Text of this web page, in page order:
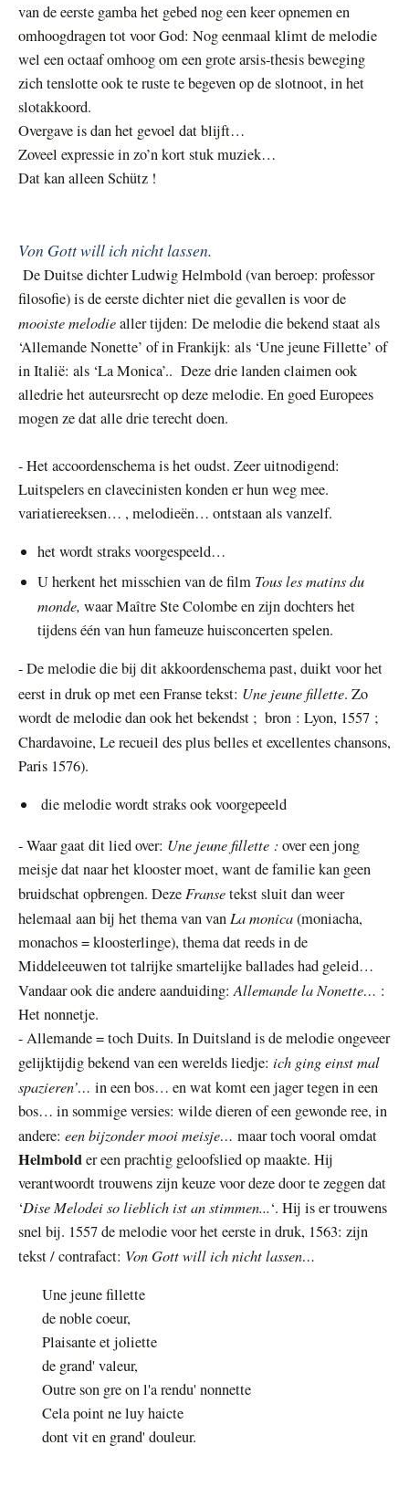
van de eerste gamba het gebed nog een keer opnemen en
omhoogdragen tot voor God: Nog eenmaal klimt de melodie
wel een octaaf omhoog om een grote arsis-thesis beweging
zich tenslotte ook te ruste te begeven op de slotnoot, in het
slotakkoord.
Overgave is dan het gevoel dat blijft…
Zoveel expressie in zo’n kort stuk muziek…
Dat kan alleen Schütz !
Von Gott will ich nicht lassen.
De Duitse dichter Ludwig Helmbold (van beroep: professor
filosofie) is de eerste dichter niet die gevallen is voor de
mooiste melodiealler tijden: De melodie die bekend staat als
‘Allemande Nonette’ of in Frankijk: als ‘Une jeune Fillette’ of
in Italië: als ‘La Monica’.. Deze drie landen claimen ook
alledrie het auteursrecht op deze melodie. En goed Europees
mogen ze dat alle drie terecht doen.
- Het accoordenschema is het oudst. Zeer uitnodigend:
Luitspelers en clavecinisten konden er hun weg mee.
variatiereeksen… , melodieën… ontstaan als vanzelf.
het wordt straks voorgespeeld…
U herkent het misschien van de film Tous les matins du
monde, waar Maître Ste Colombe en zijn dochters het
tijdens één van hun fameuze huisconcerten spelen.
-De melodie die bij dit akkoordenschema past, duikt voor het
eerst in druk op met een Franse tekst: Une jeune fillette. Zo
wordt de melodie dan ook het bekendst ; bron : Lyon, 1557 ;
Chardavoine, Le recueil des plus belles et excellentes chansons,
Paris 1576).
die melodie wordt straks ook voorgepeeld
- Waar gaat dit lied over: Une jeune fillette :over een jong
meisje dat naar het klooster moet, want de familie kan geen
bruidschat opbrengen. Deze Fransetekst sluit dan weer
helemaal aan bij het thema van van La monica(moniacha,
monachos = kloosterlinge), thema dat reeds in de
Middeleeuwen tot talrijke smartelijke ballades had geleid…
Vandaar ook die andere aanduiding:Allemande la Nonette… :
Het nonnetje.
- Allemande = toch Duits. In Duitsland is de melodie ongeveer
gelijktijdig bekend van een werelds liedje: ich ging einst mal
spazieren’… in een bos… en wat komt een jager tegen in een
bos… in sommige versies: wilde dieren of een gewonde ree, in
andere: een bijzonder mooi meisje… maar toch vooral omdat
Helmbolder een prachtig geloofslied op maakte. Hij
verantwoordt trouwens zijn keuze voor deze door te zeggen dat
‘Dise Melodei so lieblich ist an stimmen...‘. Hij is er trouwens
snel bij. 1557 de melodie voor het eerste in druk, 1563: zijn
tekst / contrafact: Von Gott will ich nicht lassen…
Une jeune fillette
de noble coeur,
Plaisante et joliette
de grand' valeur,
Outre son gre on l'a rendu' nonnette
Cela point ne luy haicte
dont vit en grand' douleur.